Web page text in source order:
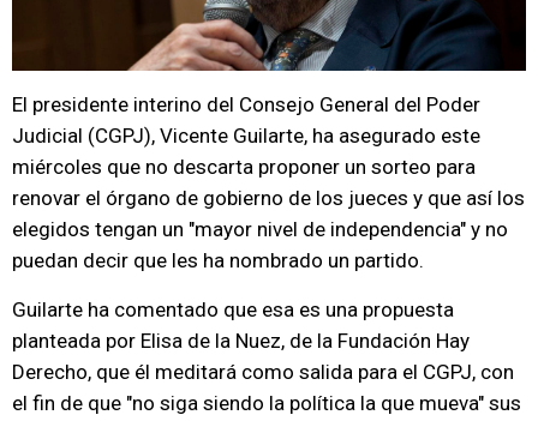
El presidente interino del Consejo General del Poder
Judicial (CGPJ), Vicente Guilarte, ha asegurado este
miércoles que no descarta proponer un sorteo para
renovar el órgano de gobierno de los jueces y que así los
elegidos tengan un "mayor nivel de independencia" y no
puedan decir que les ha nombrado un partido.
Guilarte ha comentado que esa es una propuesta
planteada por Elisa de la Nuez, de la Fundación Hay
Derecho, que él meditará como salida para el CGPJ, con
el fin de que "no siga siendo la política la que mueva" sus